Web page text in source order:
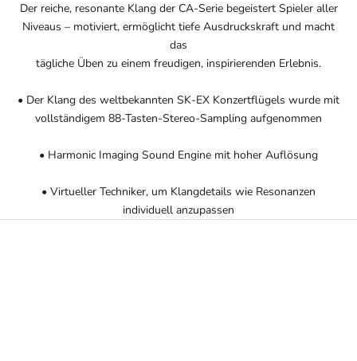
Der reiche, resonante Klang der CA-Serie begeistert Spieler aller
Niveaus – motiviert, ermöglicht tiefe Ausdruckskraft und macht
das
tägliche Üben zu einem freudigen, inspirierenden Erlebnis.
• Der Klang des weltbekannten SK-EX Konzertflügels wurde mit
vollständigem 88-Tasten-Stereo-Sampling aufgenommen
• Harmonic Imaging Sound Engine mit hoher Auflösung
• Virtueller Techniker, um Klangdetails wie Resonanzen
individuell anzupassen